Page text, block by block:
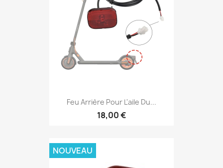
Feu Arrière Pour L'aile Du...
18,00 €
NOUVEAU